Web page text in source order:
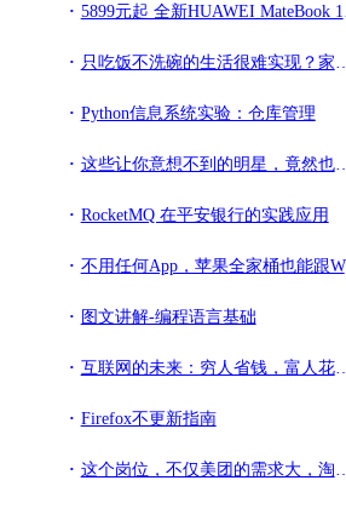
5899元起 全新HUAWEI MateBook 13/14正式开售
只吃饭不洗碗的生活很难实现？家用洗碗机轻松帮你达成
Python信息系统实验：仓库管理
这些让你意想不到的明星，竟然也是编程爱好者
RocketMQ 在平安银行的实践应用
不用任何App，苹果全家桶也能跟Windows互传文件了
图文讲解-编程语言基础
互联网的未来：穷人省钱，富人花钱省时间
Firefox不更新指南
这个岗位，不仅美团的需求大，淘宝更是配置了200多人……